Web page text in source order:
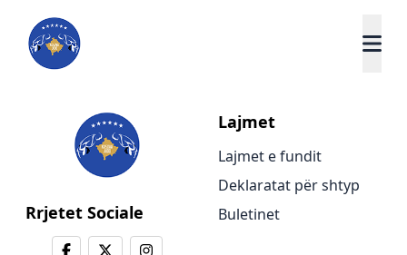
Rrjetet Sociale
Lajmet
Lajmet e fundit
Deklaratat për shtyp
Buletinet